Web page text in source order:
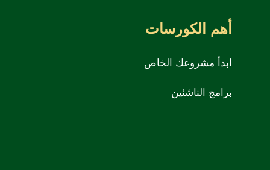
أهم الكورسات
ابدأ مشروعك الخاص
برامج الناشئين